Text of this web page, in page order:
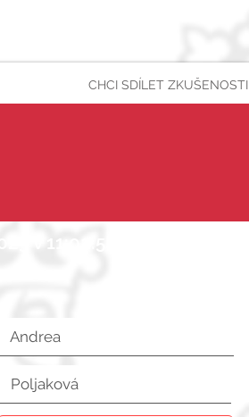
CHCI SDÍLET ZKUŠENOSTI